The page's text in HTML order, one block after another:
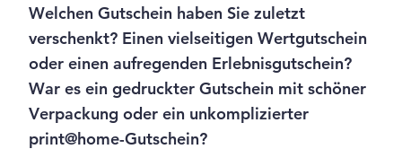
Welchen Gutschein haben Sie zuletzt
verschenkt? Einen vielseitigen Wertgutschein
oder einen aufregenden Erlebnisgutschein?
War es ein gedruckter Gutschein mit schöner
Verpackung oder ein unkomplizierter
print@home-Gutschein?